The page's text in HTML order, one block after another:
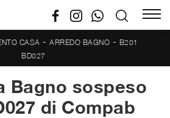
CASA -ARREDO BAGNO - B201
BD027
Bagno sospeso
di Compab